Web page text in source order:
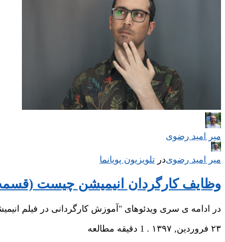
میر امید رضوی
میر امید رضویدر تلویزیون پویانما
وظایف کارگردان انیمیشن چیست
در ادامه ی سری ویدئوهای "آموزش کارگردانی در فیلم
۲۳ فروردین, ۱۳۹۷
. 1 دقیقه مطالعه